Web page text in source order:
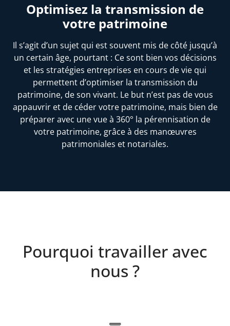
Optimisez la transmission de
votre patrimoine
Il s’agit d’un sujet qui est souvent mis de côté jusqu’à
un certain âge, pourtant : Ce sont bien vos décisions
et les stratégies entreprises en cours de vie qui
permettent d’optimiser la transmission du
patrimoine, de son vivant. Le but n’est pas de vous
appauvrir et de céder votre patrimoine, mais bien de
préparer avec une vue à 360° la pérennisation de
votre patrimoine, grâce à des manœuvres
patrimoniales et notariales.
Pourquoi travailler avec
nous ?